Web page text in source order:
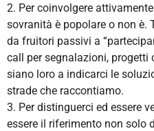
2. Per coinvolgere
sovranità è popolare o non è.
da fruitori passivi a
call per segnalazioni,
siano loro a indicarci le
strade che raccontiamo.
3. Per distinguerci ed essere
essere il riferimento non solo